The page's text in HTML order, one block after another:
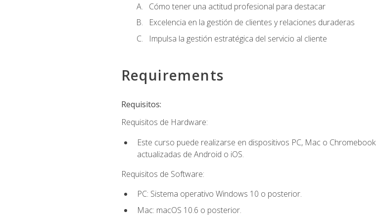
Cómo tener una actitud profesional para destacar
Excelencia en la gestión de clientes y relaciones duraderas
Impulsa la gestión estratégica del servicio al cliente
Requirements
Requisitos:
Requisitos de Hardware:
Este curso puede realizarse en dispositivos PC, Mac o
actualizadas de Android o iOS.
Requisitos de Software:
PC: Sistema operativo Windows 10 o posterior.
Mac: macOS 10.6 o posterior.